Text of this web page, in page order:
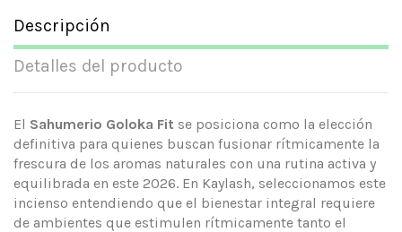
Descripción
Detalles del producto
El Sahumerio Goloka Fit se posiciona como la elección
definitiva para quienes buscan fusionar rítmicamente la
frescura de los aromas naturales con una rutina activa y
equilibrada en este 2026. En Kaylash, seleccionamos este
incienso entendiendo que el bienestar integral requiere
de ambientes que estimulen rítmicamente tanto el